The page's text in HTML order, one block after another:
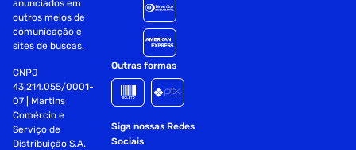
anunciados em
outros meios de
comunicação e
sites de buscas.
CNPJ
43.214.055/0001-
07 | Martins
Comércio e
Serviço de
Distribuição S.A.
Outras formas
Siga nossas Redes
Sociais